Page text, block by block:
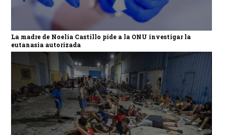
La madre de Noelia Castillo pide a la ONU investigar la
eutanasia autorizada